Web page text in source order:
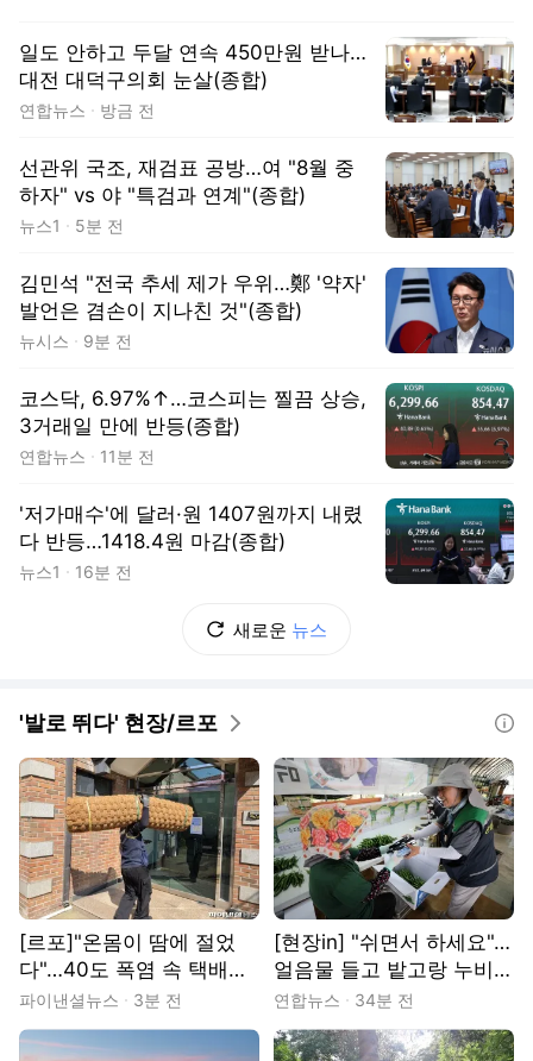
일도 안하고 두달 연속 450만원 받나…
대전 대덕구의회 눈살(종합)
연합뉴스 방금 전
선관위 국조, 재검표 공방…여 "8월 중
하자" vs 야 "특검과 연계"(종합)
뉴스1 5분 전
김민석 "전국 추세 제가 우위…鄭 '약자'
발언은 겸손이 지나친 것"(종합)
뉴시스 9분 전
코스닥, 6.97%↑…코스피는 찔끔 상승,
3거래일 만에 반등(종합)
연합뉴스 11분 전
'저가매수'에 달러·원 1407원까지 내렸
다 반등…1418.4원 마감(종합)
뉴스1 16분 전
새로운 뉴스
'발로 뛰다' 현장/르포
[르포]"온몸이 땀에 절었
다"…40도 폭염 속 택배기
사의 하루
파이낸셜뉴스 3분 전
[현장in] "쉬면서 하세요"…
얼음물 들고 밭고랑 누비는
폭염 예방요원들
연합뉴스 34분 전